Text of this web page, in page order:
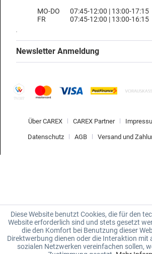
MO-DO
FR
07:45-12:00 | 13:00-17:15
07:45-12:00 | 13:00-16:15
Newsletter Anmeldung
Über CAREX CAREX Partner
Datenschutz AGB Versand und
Diese Website benutzt Cookies, die für den
Website erforderlich sind und stets gesetzt
die den Komfort bei Benutzung dieser
Direktwerbung dienen oder die Interaktion mit
sozialen Netzwerken vereinfachen sollen,